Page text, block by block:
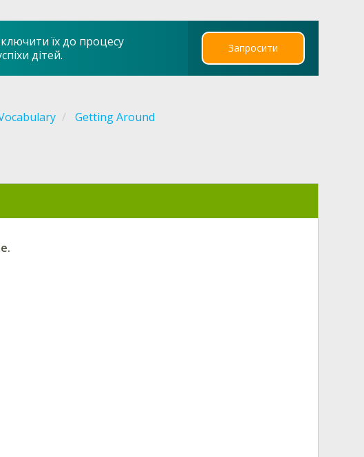
їх до процесу
дітей.
Запросити
Getting Around